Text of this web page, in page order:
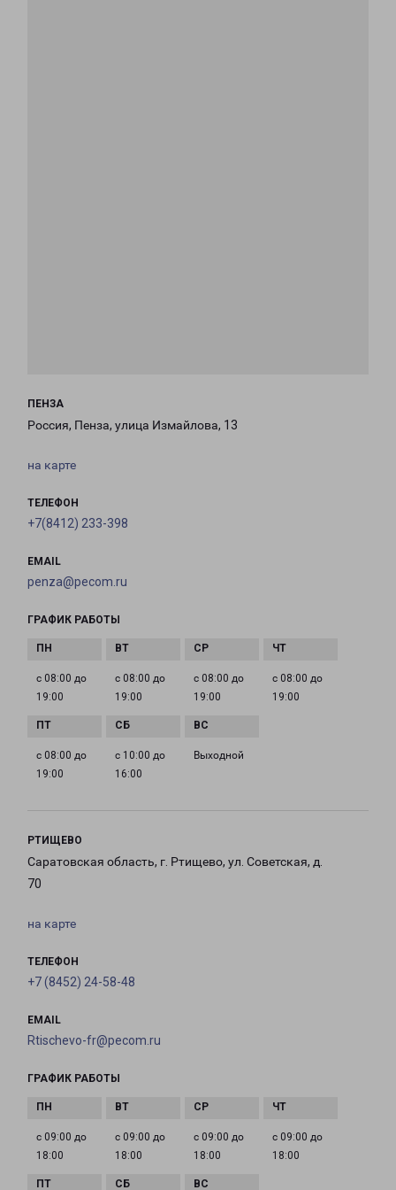
ПЕНЗА
Россия, Пенза, улица Измайлова, 13
на карте
ТЕЛЕФОН
+7(8412) 233-398
EMAIL
penza@pecom.ru
ГРАФИК РАБОТЫ
с 08:00 до
19:00
с 08:00 до
19:00
с 08:00 до
19:00
с 08:00 до
19:00
с 08:00 до
19:00
с 10:00 до
16:00
Выходной
РТИЩЕВО
Саратовская область, г. Ртищево, ул. Советская, д.
70
на карте
ТЕЛЕФОН
+7 (8452) 24-58-48
EMAIL
Rtischevo-fr@pecom.ru
ГРАФИК РАБОТЫ
с 09:00 до
18:00
с 09:00 до
18:00
с 09:00 до
18:00
с 09:00 до
18:00